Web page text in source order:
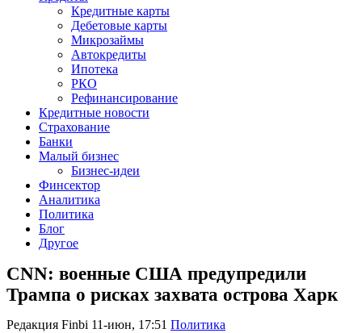
Кредитные карты
Дебетовые карты
Микрозаймы
Автокредиты
Ипотека
РКО
Рефинансирование
Кредитные новости
Страхование
Банки
Малый бизнес
Бизнес-идеи
Финсектор
Аналитика
Политика
Блог
Другое
CNN: военные США предупредили
Трампа о рисках захвата острова Харк
Редакция Finbi 11-июн, 17:51 Политика